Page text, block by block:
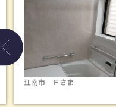
江南市 Ｆさま